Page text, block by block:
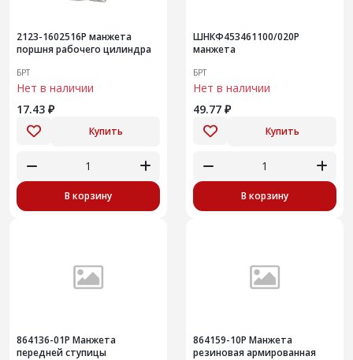
2123-1602516Р манжета
поршня рабочего цилиндра
БРТ
Нет в наличии
17.43 ₽
Купить
В корзину
ШНКФ453461100/020Р
манжета
БРТ
Нет в наличии
49.77 ₽
Купить
В корзину
864136-01Р Манжета
передней ступицы
864159-10Р Манжета
резиновая армированная